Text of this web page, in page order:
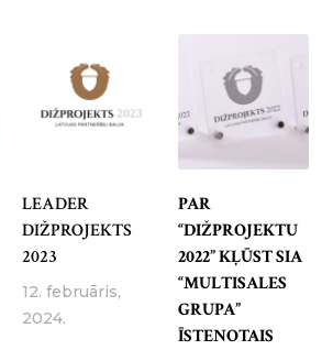
LEADER
DIŽPROJEKTS
2023
12. februāris,
2024.
PAR
“DIŽPROJEKTU
2022” KĻŪST SIA
“MULTISALES
GRUPA”
ĪSTENOTAIS